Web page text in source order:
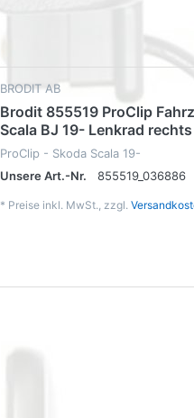
BRODIT AB
Brodit 855519 ProClip
Scala BJ 19- Lenkrad
ProClip - Skoda Scala 19-
Unsere Art.-Nr.
855519_036886
* Preise inkl. MwSt., zzgl.